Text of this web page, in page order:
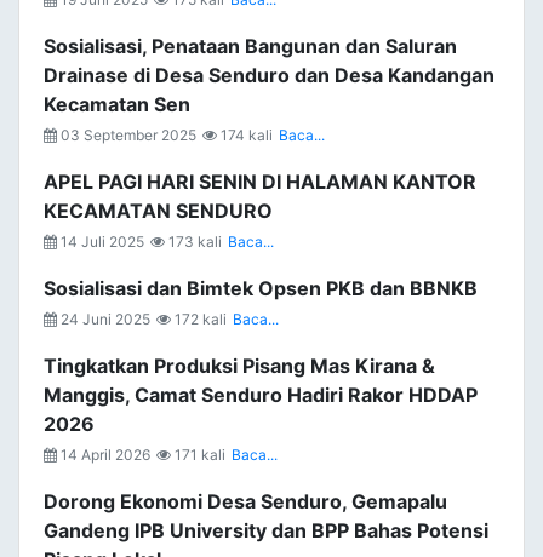
Sosialisasi, Penataan Bangunan dan Saluran
Drainase di Desa Senduro dan Desa Kandangan
Kecamatan Sen
03 September 2025 174 kali Baca...
APEL PAGI HARI SENIN DI HALAMAN KANTOR
KECAMATAN SENDURO
14 Juli 2025 173 kali Baca...
Sosialisasi dan Bimtek Opsen PKB dan BBNKB
24 Juni 2025 172 kali Baca...
Tingkatkan Produksi Pisang Mas Kirana &
Manggis, Camat Senduro Hadiri Rakor HDDAP
2026
14 April 2026 171 kali Baca...
Dorong Ekonomi Desa Senduro, Gemapalu
Gandeng IPB University dan BPP Bahas Potensi